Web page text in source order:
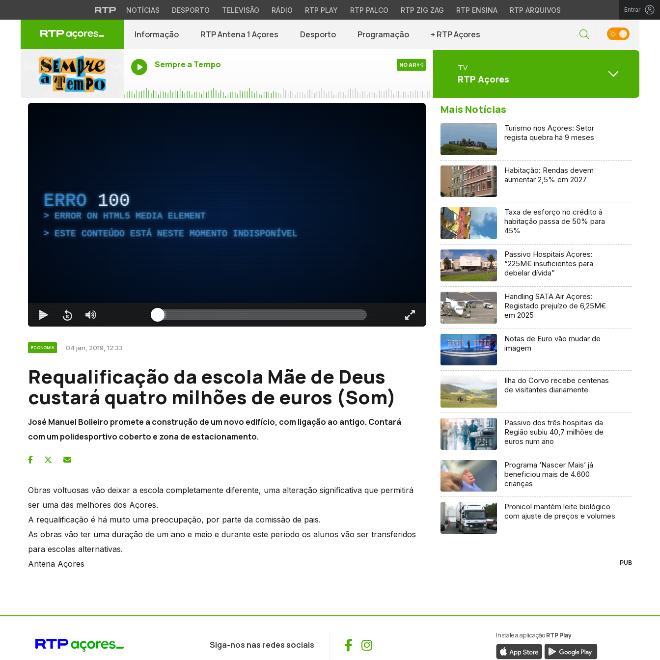
NOTÍCIAS DESPORTO TELEVISÃO RÁDIO RTP PLAY RTP PALCO RTP ZIG ZAG RTP ENSINA RTP ARQUIVOS Entrar
Informação RTP Antena 1 Açores Desporto Programação + RTP Açores
Sempre a Tempo NO AR TV
RTP Açores
ERRO 100
ERROR ON HTML5 MEDIA ELEMENT
ESTE CONTEÚDO ESTÁ NESTE MOMENTO INDISPONÍVEL
ECONOMIA 04 jan, 2019, 12:33
Requalificação da escola Mãe de Deus
custará quatro milhões de euros (Som)
José Manuel Bolieiro promete a construção de um novo edifício, com ligação ao antigo. Contará
com um polidesportivo coberto e zona de estacionamento.
Obras voltuosas vão deixar a escola completamente diferente, uma alteração significativa que permitirá
ser uma das melhores dos Açores.
A requalificação é há muito uma preocupação, por parte da comissão de pais.
As obras vão ter uma duração de um ano e meio e durante este período os alunos vão ser transferidos
para escolas alternativas.
Antena Açores
Mais Notícias
Turismo nos Açores: Setor
regista quebra há 9 meses
Habitação: Rendas devem
aumentar 2,5% em 2027
Taxa de esforço no crédito à
habitação passa de 50% para
45%
Passivo Hospitais Açores:
“225M€ insuficientes para
debelar dívida”
Handling SATA Air Açores:
Registado prejuízo de 6,25M€
em 2025
Notas de Euro vão mudar de
imagem
Ilha do Corvo recebe centenas
de visitantes diariamente
Passivo dos três hospitais da
Região subiu 40,7 milhões de
euros num ano
Programa ‘Nascer Mais’ já
beneficiou mais de 4.600
crianças
Pronicol mantém leite biológico
com ajuste de preços e volumes
PUB
Siga-nos nas redes sociais Facebook
Instagram
Instale a aplicaçãoRTP Play